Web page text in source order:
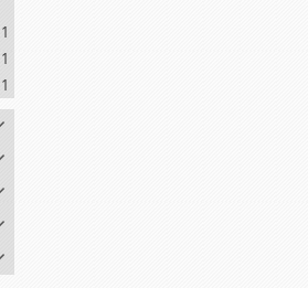
1
1
1